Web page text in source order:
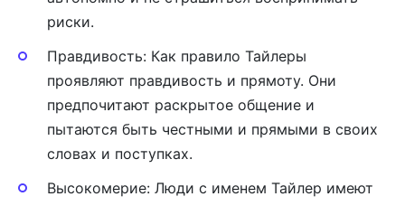
риски.
Правдивость: Как правило Тайлеры
проявляют правдивость и прямоту. Они
предпочитают раскрытое общение и
пытаются быть честными и прямыми в своих
словах и поступках.
Высокомерие: Люди с именем Тайлер имеют